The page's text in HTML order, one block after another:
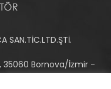
SAN.TİC.LTD.ŞTİ.
35060 Bornova/İzmir -